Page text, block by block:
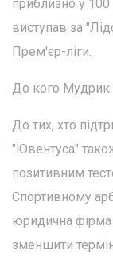
приблизно у
виступав за
Прем'єр-ліги.
До кого Мудрик
До тих, хто
"Ювентуса"
позитивним
Спортивному
юридична фірма
зменшити